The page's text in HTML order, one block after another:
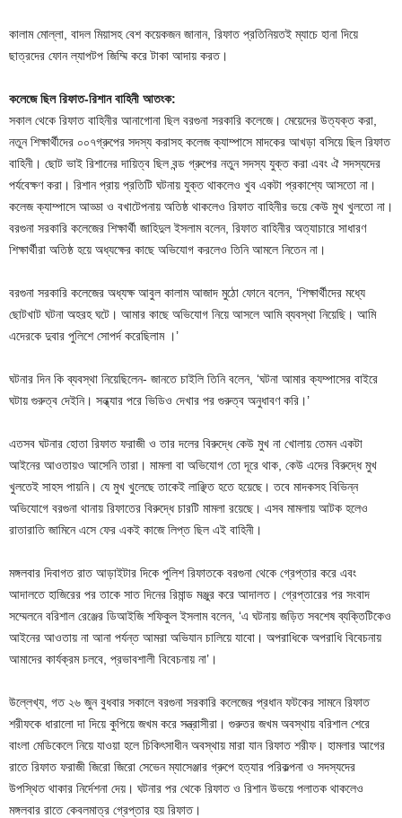
কালাম মোল্লা, বাদল মিয়াসহ বেশ কয়েকজন জানান, রিফাত প্রতিনিয়তই ম্যাচে হানা দিয়ে
ছাত্রদের ফোন ল্যাপটপ জিম্মি করে টাকা আদায় করত।
কলেজে ছিল রিফাত-রিশান বাহিনী আতংক:
সকাল থেকে রিফাত বাহিনীর আনাগোনা ছিল বরগুনা সরকারি কলেজে। মেয়েদের উত্যক্ত করা,
নতুন শিক্ষার্থীদের ০০৭গ্রুপের সদস্য করাসহ কলেজ ক্যাম্পাসে মাদকের আখড়া বসিয়ে ছিল রিফাত
বাহিনী। ছোট ভাই রিশানের দায়িত্ব ছিল বন্ড গ্রুপের নতুন সদস্য যুক্ত করা এবং ঐ সদস্যদের
পর্যবেক্ষণ করা। রিশান প্রায় প্রতিটি ঘটনায় যুক্ত থাকলেও খুব একটা প্রকাশ্যে আসতো না।
কলেজ ক্যাম্পাসে আড্ডা ও বখাটেপনায় অতিষ্ঠ থাকলেও রিফাত বাহিনীর ভয়ে কেউ মুখ খুলতো না।
বরগুনা সরকারি কলেজের শিক্ষার্থী জাহিদুল ইসলাম বলেন, রিফাত বাহিনীর অত্যাচারে সাধারণ
শিক্ষার্থীরা অতিষ্ঠ হয়ে অধ্যক্ষের কাছে অভিযোগ করলেও তিনি আমলে নিতেন না।
বরগুনা সরকারি কলেজের অধ্যক্ষ আবুল কালাম আজাদ মুঠো ফোনে বলেন, ‘শিক্ষার্থীদের মধ্যে
ছোটখাট ঘটনা অহরহ ঘটে। আমার কাছে অভিযোগ নিয়ে আসলে আমি ব্যবস্থা নিয়েছি। আমি
এদেরকে দুবার পুলিশে সোপর্দ করেছিলাম ।’
ঘটনার দিন কি ব্যবস্থা নিয়েছিলেন- জানতে চাইলি তিনি বলেন, ‘ঘটনা আমার ক্যম্পাসের বাইরে
ঘটায় গুরুত্ব দেইনি। সন্ধ্যার পরে ভিডিও দেখার পর গুরুত্ব অনুধাবণ করি।’
এতসব ঘটনার হোতা রিফাত ফরাজী ও তার দলের বিরুদ্ধে কেউ মুখ না খোলায় তেমন একটা
আইনের আওতায়ও আসেনি তারা। মামলা বা অভিযোগ তো দূরে থাক, কেউ এদের বিরুদ্ধে মুখ
খুলতেই সাহস পায়নি। যে মুখ খুলেছে তাকেই লাঞ্ছিত হতে হয়েছে। তবে মাদকসহ বিভিন্ন
অভিযোগে বরগুনা থানায় রিফাতের বিরুদ্ধে চারটি মামলা রয়েছে। এসব মামলায় আটক হলেও
রাতারাতি জামিনে এসে ফের একই কাজে লিপ্ত ছিল এই বাহিনী।
মঙ্গলবার দিবাগত রাত আড়াইটার দিকে পুলিশ রিফাতকে বরগুনা থেকে গ্রেপ্তার করে এবং
আদালতে হাজিরের পর তাকে সাত দিনের রিমান্ড মঞ্জুর করে আদালত। গ্রেপ্তারের পর সংবাদ
সম্মেলনে বরিশাল রেঞ্জের ডিআইজি শফিকুল ইসলাম বলেন, ‘এ ঘটনায় জড়িত সবশেষ ব্যক্তিটিকেও
আইনের আওতায় না আনা পর্যন্ত আমরা অভিযান চালিয়ে যাবো। অপরাধিকে অপরাধি বিবেচনায়
আমাদের কার্যক্রম চলবে, প্রভাবশালী বিবেচনায় না’।
উল্লেখ্য, গত ২৬ জুন বুধবার সকালে বরগুনা সরকারি কলেজের প্রধান ফটকের সামনে রিফাত
শরীফকে ধারালো দা দিয়ে কুপিয়ে জখম করে সন্ত্রাসীরা। গুরুতর জখম অবস্থায় বরিশাল শেরে
বাংলা মেডিকেলে নিয়ে যাওয়া হলে চিকিৎসাধীন অবস্থায় মারা যান রিফাত শরীফ। হামলার আগের
রাতে রিফাত ফরাজী জিরো জিরো সেভেন ম্যাসেঞ্জার গ্রুপে হত্যার পরিকল্পনা ও সদস্যদের
উপস্থিত থাকার নির্দেশনা দেয়। ঘটনার পর থেকে রিফাত ও রিশান উভয়ে পলাতক থাকলেও
মঙ্গলবার রাতে কেবলমাত্র গ্রেপ্তার হয় রিফাত।